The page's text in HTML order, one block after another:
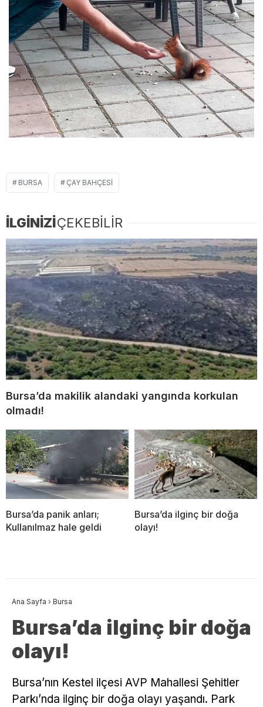
BURSA ÇAY BAHÇESI
İLGİNİZİÇEKEBİLİR
Bursa’da makilik alandaki yangında korkulan
olmadı!
Bursa’da panik anları;
Kullanılmaz hale geldi
Bursa’da ilginç bir doğa
olayı!
Ana Sayfa › Bursa
Bursa’da ilginç bir doğa
olayı!
Bursa’nın Kestel ilçesi AVP Mahallesi Şehitler
Parkı’nda ilginç bir doğa olayı yaşandı. Park